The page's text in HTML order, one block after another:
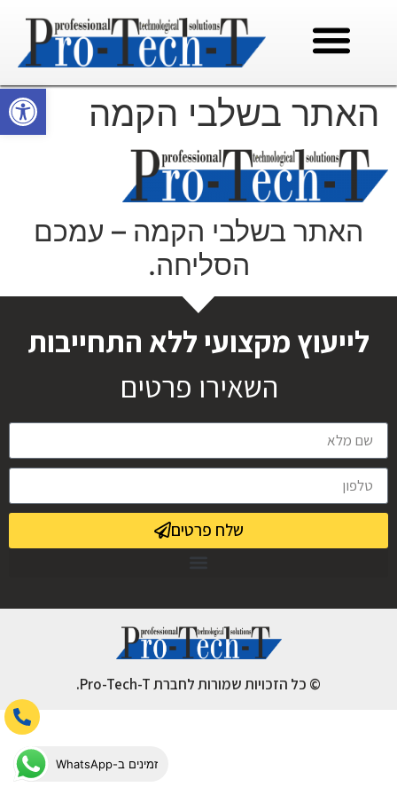
פתח האתר בשלבי הקמה
האתר בשלבי הקמה – עמכם
הסליחה.
לייעוץ מקצועי ללא התחייבות
השאירו פרטים
שלח פרטים
© כל הזכויות שמורות לחברת Pro-Tech-T.
זמינים ב-WhatsApp